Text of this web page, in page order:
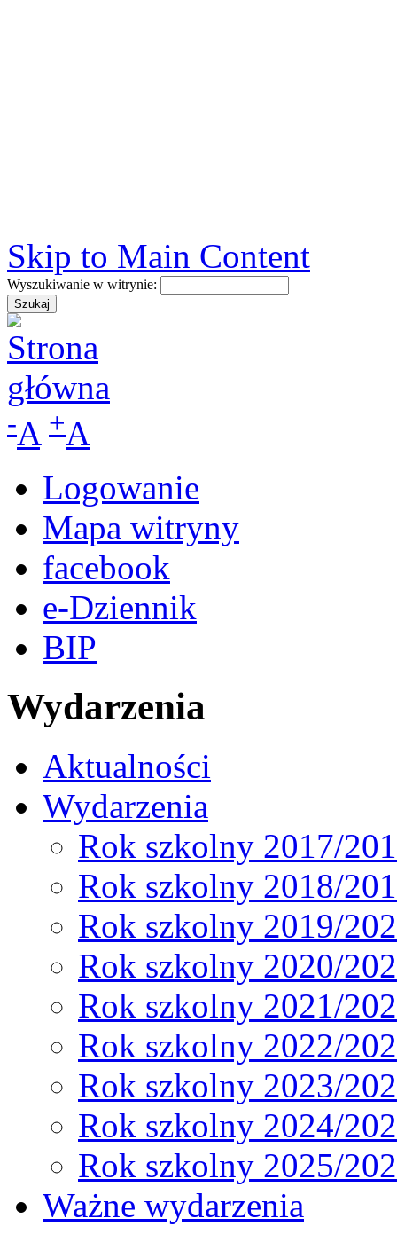
Skip to Main Content
Wyszukiwanie w witrynie:
-A +A
Logowanie
Mapa witryny
facebook
e-Dziennik
BIP
Wydarzenia
Aktualności
Wydarzenia
Rok szkolny 2017/
Rok szkolny 2018/
Rok szkolny 2019/
Rok szkolny 2020/
Rok szkolny 2021/
Rok szkolny 2022/
Rok szkolny 2023/
Rok szkolny 2024/
Rok szkolny 2025/
Ważne wydarzenia